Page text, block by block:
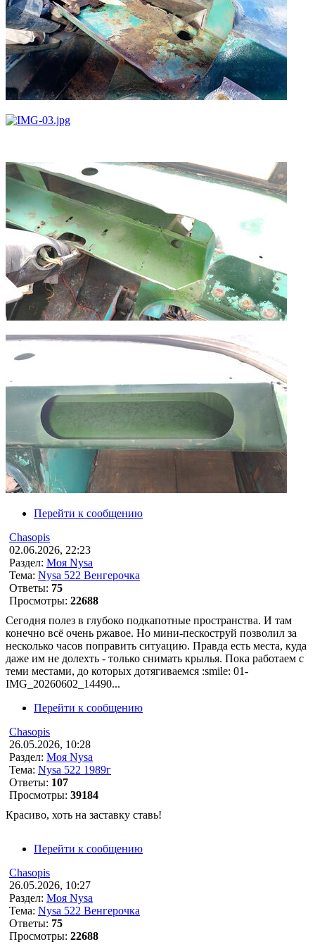
Перейти к сообщению
Chasopis
02.06.2026, 22:23
Раздел: Моя Nysa
Тема: Nysa 522 Венгерочка
Ответы: 75
Просмотры: 22688
Сегодня полез в глубоко подкапотные пространства. И там
конечно всё очень ржавое. Но мини-пескоструй позволил за
несколько часов поправить ситуацию. Правда есть места, куда
даже им не долехть - только снимать крылья. Пока работаем с
теми местами, до которых дотягиваемся :smile: 01-
IMG_20260602_14490...
Перейти к сообщению
Chasopis
26.05.2026, 10:28
Раздел: Моя Nysa
Тема: Nysa 522 1989г
Ответы: 107
Просмотры: 39184
Красиво, хоть на заставку ставь!
Перейти к сообщению
Chasopis
26.05.2026, 10:27
Раздел: Моя Nysa
Тема: Nysa 522 Венгерочка
Ответы: 75
Просмотры: 22688